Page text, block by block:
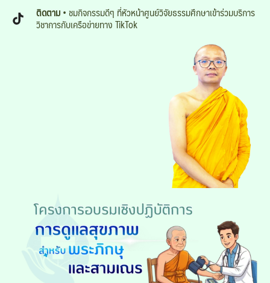
ติดตาม• ชมกิจกรรมดีๆ ที่หัวหน้าศูนย์วิจัยธรรมศึกษาเข้าร่วมบริการ
วิชาการกับเครือข่ายทาง TikTok